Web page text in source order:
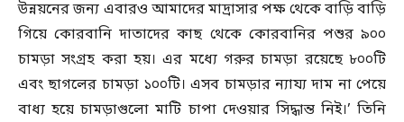
উন্নয়নের জন্য এবারও আমাদের মাদ্রাসার পক্ষ থেকে বাড়ি বাড়ি
গিয়ে কোরবানি দাতাদের কাছ থেকে কোরবানির পশুর ৯০০
চামড়া সংগ্রহ করা হয়। এর মধ্যে গরুর চামড়া রয়েছে ৮০০টি
এবং ছাগলের চামড়া ১০০টি। এসব চামড়ার ন্যায্য দাম না পেয়ে
বাধ্য হয়ে চামড়াগুলো মাটি চাপা দেওয়ার সিদ্ধান্ত নিই।’ তিনি